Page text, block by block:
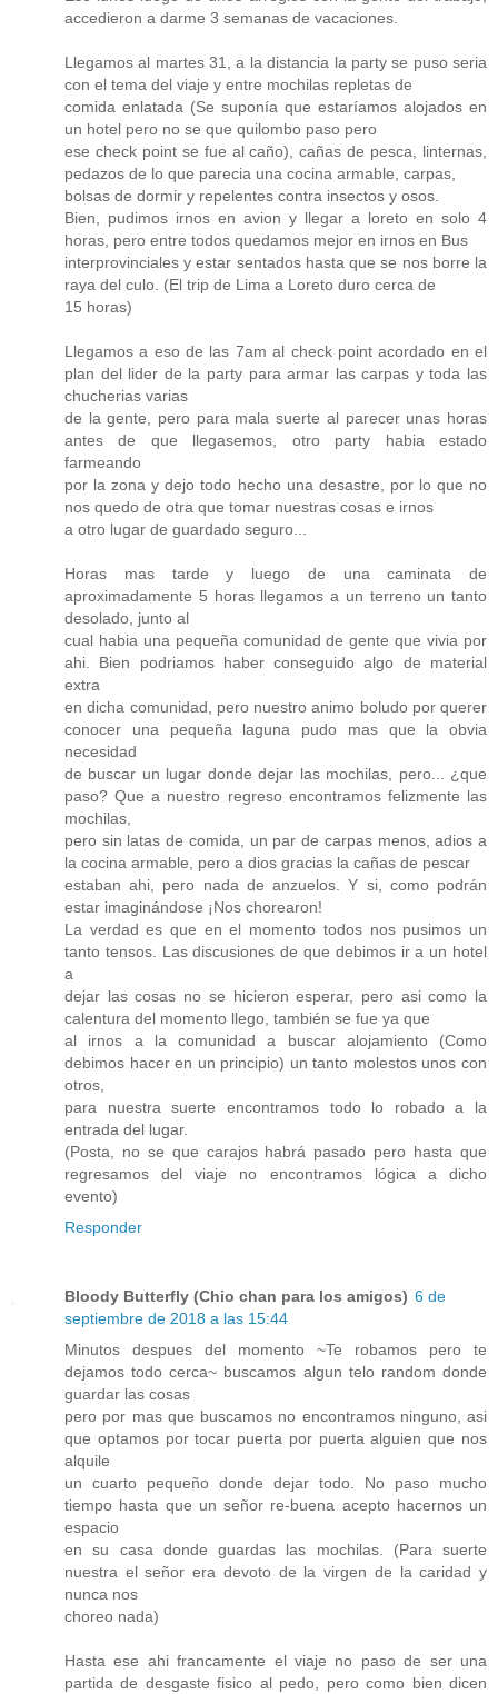
accedieron a darme 3 semanas de vacaciones.
Llegamos al martes 31, a la distancia la party se puso seria
con el tema del viaje y entre mochilas repletas de
comida enlatada (Se suponía que estaríamos alojados en
un hotel pero no se que quilombo paso pero
ese check point se fue al caño), cañas de pesca, linternas,
pedazos de lo que parecia una cocina armable, carpas,
bolsas de dormir y repelentes contra insectos y osos.
Bien, pudimos irnos en avion y llegar a loreto en solo 4
horas, pero entre todos quedamos mejor en irnos en Bus
interprovinciales y estar sentados hasta que se nos borre la
raya del culo. (El trip de Lima a Loreto duro cerca de
15 horas)
Llegamos a eso de las 7am al check point acordado en el
plan del lider de la party para armar las carpas y toda las
chucherias varias
de la gente, pero para mala suerte al parecer unas horas
antes de que llegasemos, otro party habia estado
farmeando
por la zona y dejo todo hecho una desastre, por lo que no
nos quedo de otra que tomar nuestras cosas e irnos
a otro lugar de guardado seguro...
Horas mas tarde y luego de una caminata de
aproximadamente 5 horas llegamos a un terreno un tanto
desolado, junto al
cual habia una pequeña comunidad de gente que vivia por
ahi. Bien podriamos haber conseguido algo de material
extra
en dicha comunidad, pero nuestro animo boludo por querer
conocer una pequeña laguna pudo mas que la obvia
necesidad
de buscar un lugar donde dejar las mochilas, pero... ¿que
paso? Que a nuestro regreso encontramos felizmente las
mochilas,
pero sin latas de comida, un par de carpas menos, adios a
la cocina armable, pero a dios gracias la cañas de pescar
estaban ahi, pero nada de anzuelos. Y si, como podrán
estar imaginándose ¡Nos chorearon!
La verdad es que en el momento todos nos pusimos un
tanto tensos. Las discusiones de que debimos ir a un hotel
a
dejar las cosas no se hicieron esperar, pero asi como la
calentura del momento llego, también se fue ya que
al irnos a la comunidad a buscar alojamiento (Como
debimos hacer en un principio) un tanto molestos unos con
otros,
para nuestra suerte encontramos todo lo robado a la
entrada del lugar.
(Posta, no se que carajos habrá pasado pero hasta que
regresamos del viaje no encontramos lógica a dicho
evento)
Responder
Bloody Butterfly (Chio chan para los amigos) 6 de
septiembre de 2018 a las 15:44
Minutos despues del momento ~Te robamos pero te
dejamos todo cerca~ buscamos algun telo random donde
guardar las cosas
pero por mas que buscamos no encontramos ninguno, asi
que optamos por tocar puerta por puerta alguien que nos
alquile
un cuarto pequeño donde dejar todo. No paso mucho
tiempo hasta que un señor re-buena acepto hacernos un
espacio
en su casa donde guardas las mochilas. (Para suerte
nuestra el señor era devoto de la virgen de la caridad y
nunca nos
choreo nada)
Hasta ese ahi francamente el viaje no paso de ser una
partida de desgaste fisico al pedo, pero como bien dicen